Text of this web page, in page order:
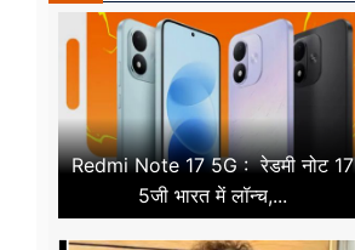
Redmi Note 17 5G : रेडमी नोट 17
5जी भारत में लॉन्च,...